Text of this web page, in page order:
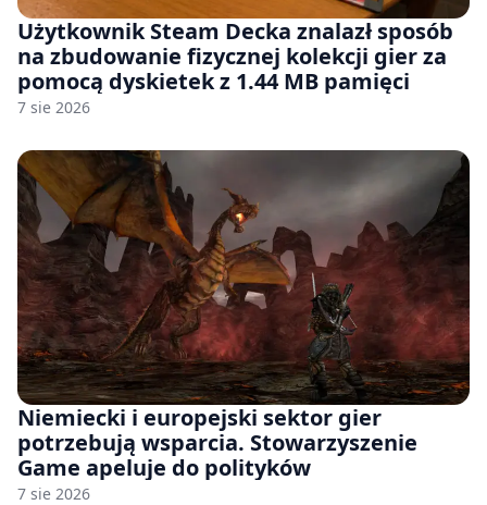
Użytkownik Steam Decka znalazł sposób
na zbudowanie fizycznej kolekcji gier za
pomocą dyskietek z 1.44 MB pamięci
7 sie 2026
Niemiecki i europejski sektor gier
potrzebują wsparcia. Stowarzyszenie
Game apeluje do polityków
7 sie 2026